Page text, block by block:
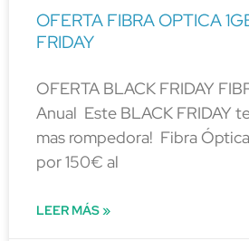
OFERTA FIBRA OPTICA
FRIDAY
OFERTA BLACK FRIDAY
Anual Este BLACK FRIDAY
mas rompedora! Fibra
por 150€ al
LEER MÁS »